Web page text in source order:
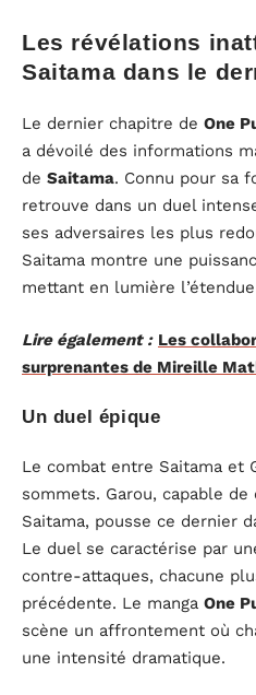
Les révélations
Saitama dans le
Le dernier chapitre de One
a dévoilé des informations
de Saitama. Connu pour sa
retrouve dans un duel
ses adversaires les plus
Saitama montre une
mettant en lumière
Lire également : Les
surprenantes de Mireille
Un duel épique
Le combat entre Saitama et
sommets. Garou, capable
Saitama, pousse ce dernier
Le duel se caractérise par
contre-attaques, chacune
précédente. Le manga One
scène un affrontement où
une intensité dramatique.